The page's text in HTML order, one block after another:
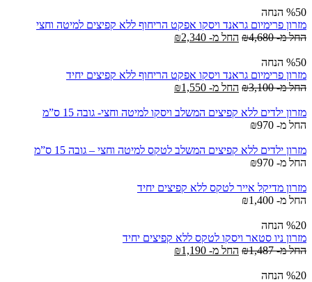
%50 הנחה
מזרון פרימיום גראנד ויסקו אפקט הריחוף ללא קפיצים למיטה וחצי
החל מ-
₪4,680 החל מ- ₪2,340
%50 הנחה
מזרון פרימיום גראנד ויסקו אפקט הריחוף ללא קפיצים יחיד
החל מ-
₪3,100 החל מ- ₪1,550
מזרון ילדים ללא קפיצים המשלב ויסקו למיטה וחצי- גובה 15 ס”מ
החל מ-
₪970
מזרון ילדים ללא קפיצים המשלב לטקס למיטה וחצי – גובה 15 ס”מ
החל מ-
₪970
מזרון מדיקל אייר לטקס ללא קפיצים יחיד
החל מ-
₪1,400
%20 הנחה
מזרון ניו סטאר ויסקו לטקס ללא קפיצים יחיד
החל מ-
₪1,487 החל מ- ₪1,190
%20 הנחה